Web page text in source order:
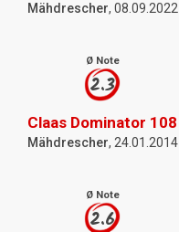
Mähdrescher, 08.09.2022
Ø Note
2.3
Claas Dominator 108
Mähdrescher, 24.01.2014
Ø Note
2.6